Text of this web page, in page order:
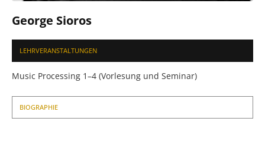
George Sioros
LEHRVERANSTALTUNGEN
Music Processing 1–4 (Vorlesung und Seminar)
BIOGRAPHIE